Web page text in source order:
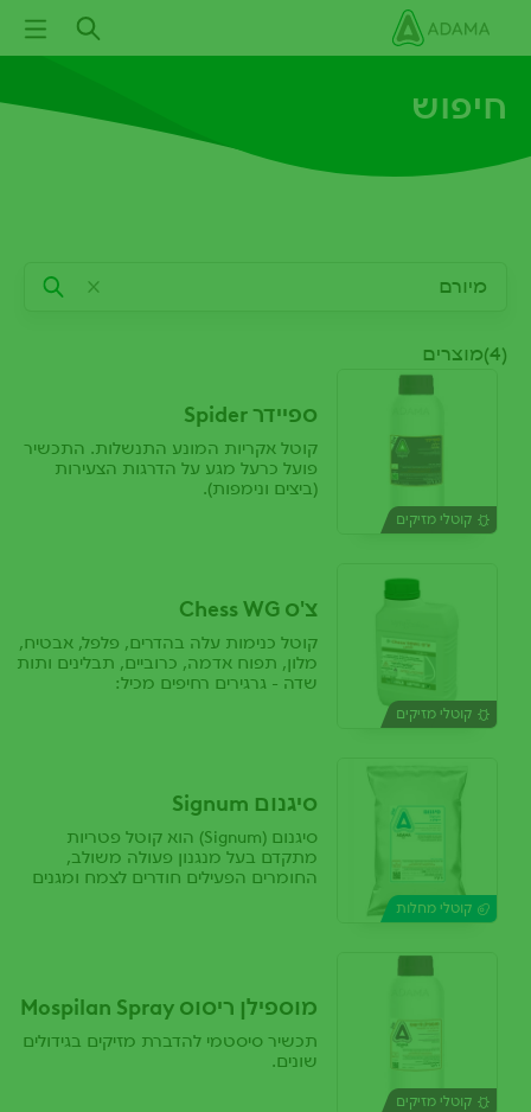
לתוכן
חיפוש
(4)מוצרים
קוטלי מזיקים
ספיידר Spider
קוטל אקריות המונע התנשלות. התכשיר
פועל כרעל מגע על הדרגות הצעירות
(ביצים ונימפות).
קוטלי מזיקים
צ'ס Chess WG
קוטל כנימות עלה בהדרים, פלפל, אבטיח,
מלון, תפוח אדמה, כרוביים, תבלינים ותות
שדה - גרגירים רחיפים מכיל:
קוטלי מחלות
סיגנום Signum
סיגנום (Signum) הוא קוטל פטריות
מתקדם בעל מנגנון פעולה משולב,
החומרים הפעילים חודרים לצמח ומגנים
קוטלי מזיקים
מוספילן ריסוס Mospilan Spray
תכשיר סיסטמי להדברת מזיקים בגידולים
שונים.